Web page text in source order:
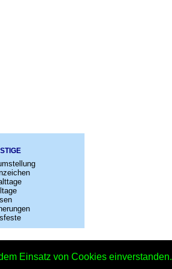
Einsatz von Cookies einverstanden.